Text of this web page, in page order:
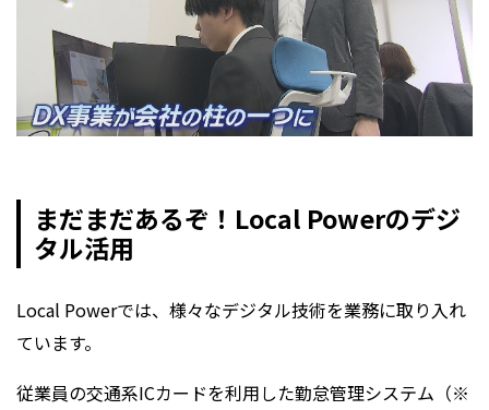
まだまだあるぞ！Local Powerのデジ
タル活用
Local Powerでは、様々なデジタル技術を業務に取り入れ
ています。
従業員の交通系ICカードを利用した勤怠管理システム（※